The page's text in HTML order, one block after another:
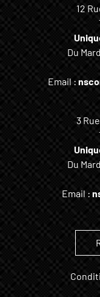
12
Du
Email :
3
Du
Email :